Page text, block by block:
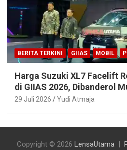
BERITA TERKINI GIIAS MOBIL
Harga Suzuki XL7 Facelift
di GIIAS 2026, Dibanderol
29 Juli 2026 Yudi Atmaja
Copyright © 2026 LensaUtama